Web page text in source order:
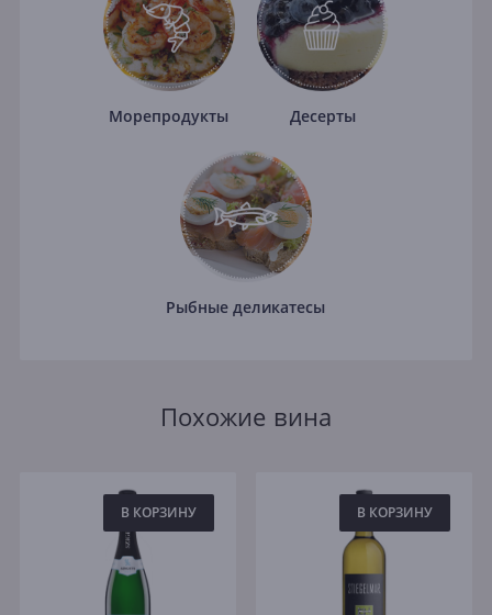
Морепродукты Десерты
Рыбные деликатесы
Похожие вина
В КОРЗИНУ В КОРЗИНУ